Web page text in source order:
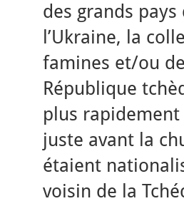
des grands
l’Ukraine, la
famines et/ou
République
plus rapidement
juste avant la
étaient
voisin de la